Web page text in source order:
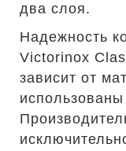
два слоя.
Надежность
Victorinox
зависит от